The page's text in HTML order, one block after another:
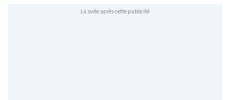
La suite après cette publicité